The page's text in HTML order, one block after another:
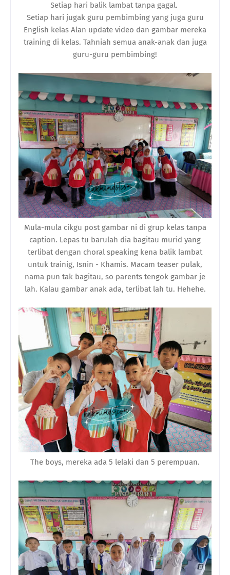
Setiap hari balik lambat tanpa gagal.
Setiap hari jugak guru pembimbing yang juga guru
English kelas Alan update video dan gambar mereka
training di kelas. Tahniah semua anak-anak dan juga
guru-guru pembimbing!
Mula-mula cikgu post gambar ni di grup kelas tanpa
caption. Lepas tu barulah dia bagitau murid yang
terlibat dengan choral speaking kena balik lambat
untuk trainig, Isnin - Khamis. Macam teaser pulak,
nama pun tak bagitau, so parents tengok gambar je
lah. Kalau gambar anak ada, terlibat lah tu. Hehehe.
The boys, mereka ada 5 lelaki dan 5 perempuan.